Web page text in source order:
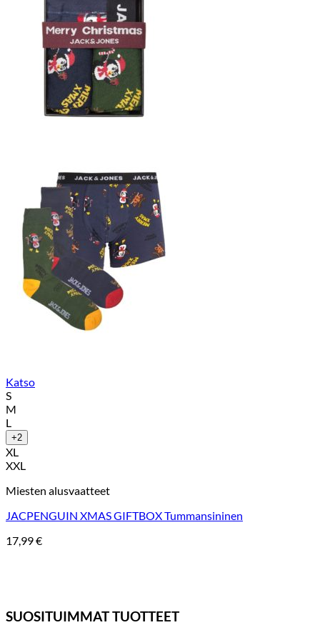
Katso
S
M
L
+2
XL
XXL
Miesten alusvaatteet
JACPENGUIN XMAS GIFTBOX Tummansininen
17,99€
SUOSITUIMMAT TUOTTEET